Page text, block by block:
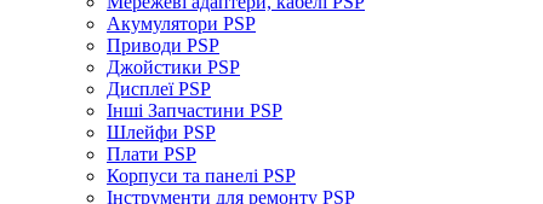
Акумулятори PSP
Приводи PSP
Джойстики PSP
Дисплеї PSP
Інші Запчастини PSP
Шлейфи PSP
Плати PSP
Корпуси та панелі PSP
Інструменти для ремонту PSP